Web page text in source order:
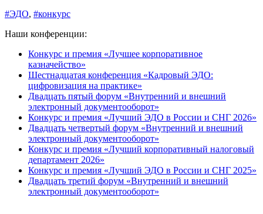
#ЭДО, #конкурс
Наши конференции:
Конкурс и премия «Лучшее корпоративное
казначейство»
Шестнадцатая конференция «Кадровый ЭДО:
цифровизация на практике»
Двадцать пятый форум «Внутренний и внешний
электронный документооборот»
Конкурс и премия «Лучший ЭДО в России и СНГ 2026»
Двадцать четвертый форум «Внутренний и внешний
электронный документооборот»
Конкурс и премия «Лучший корпоративный налоговый
департамент 2026»
Конкурс и премия «Лучший ЭДО в России и СНГ 2025»
Двадцать третий форум «Внутренний и внешний
электронный документооборот»